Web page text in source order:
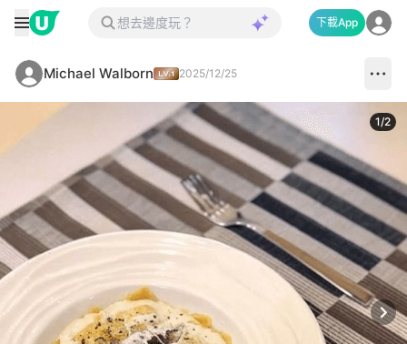
下載App
Michael Walborn 2025/12/25
1/2